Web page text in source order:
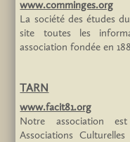
www.comminges.org
La société des études
site toutes les
association fondée en
TARN
www.facit81.org
Notre association
Associations